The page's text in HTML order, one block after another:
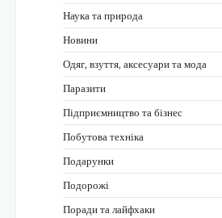
Наука та природа
Новини
Одяг, взуття, аксесуари та мода
Паразити
Підприємництво та бізнес
Побутова техніка
Подарунки
Подорожі
Поради та лайфхаки